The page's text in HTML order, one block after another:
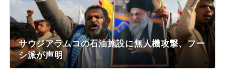
サウジアラムコの石油施設に無人機攻撃、フー
シ派が声明